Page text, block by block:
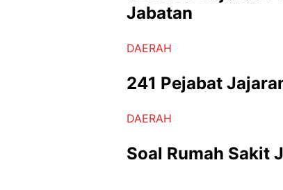
Jabatan
DAERAH
241 Pejabat
DAERAH
Soal Rumah Sakit